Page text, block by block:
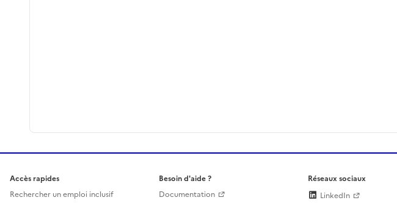
Accès rapides
Rechercher un emploi inclusif
Besoin d'aide ?
Documentation
Réseaux sociaux
LinkedIn